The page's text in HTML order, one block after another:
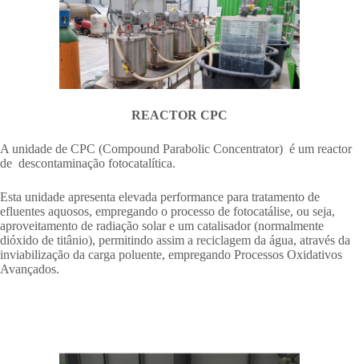
REACTOR CPC
A unidade de CPC (Compound Parabolic Concentrator) é um reactor
de descontaminação fotocatalítica.
Esta unidade apresenta elevada performance para tratamento de
efluentes aquosos, empregando o processo de fotocatálise, ou seja,
aproveitamento de radiação solar e um catalisador (normalmente
dióxido de titânio), permitindo assim a reciclagem da água, através da
inviabilização da carga poluente, empregando Processos Oxidativos
Avançados.